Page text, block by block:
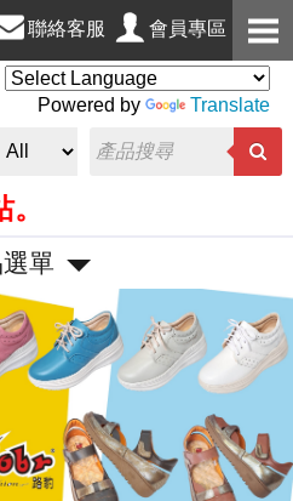
會員專區
聯絡客服
Powered by Translate
單
N
e
x
t